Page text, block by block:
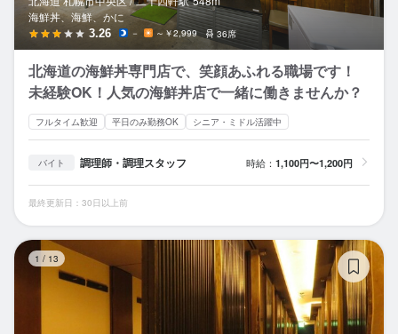
海鮮丼、海鮮、かに
3.26 － ～￥2,999 36席
北海道の海鮮丼専門店で、笑顔あふれる職場です！
未経験OK！人気の海鮮丼店で一緒に働きませんか？
フルタイム歓迎 平日のみ勤務OK シニア・ミドル活躍中
バイト 調理師・調理スタッフ 時給： 1,100円〜1,200円
最終更新日：30日以上前
1 / 13